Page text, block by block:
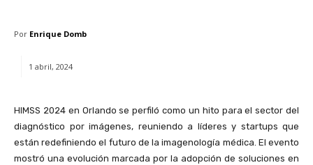
Por Enrique Domb
1 abril, 2024
HIMSS 2024 en Orlando se perfiló como un hito para el sector del
diagnóstico por imágenes, reuniendo a líderes y startups que
están redefiniendo el futuro de la imagenología médica. El evento
mostró una evolución marcada por la adopción de soluciones en